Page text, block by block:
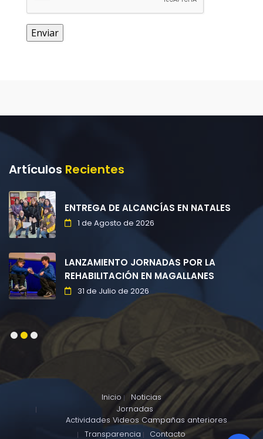
Artículos Recientes
ENTREGA DE ALCANCÍAS EN NATALES
1 de Agosto de 2026
LANZAMIENTO JORNADAS POR LA
REHABILITACIÓN EN MAGALLANES
31 de Julio de 2026
1 2 3
Inicio
Noticias
Jornadas
Actividades Videos Campañas anteriores
Transparencia
Contacto